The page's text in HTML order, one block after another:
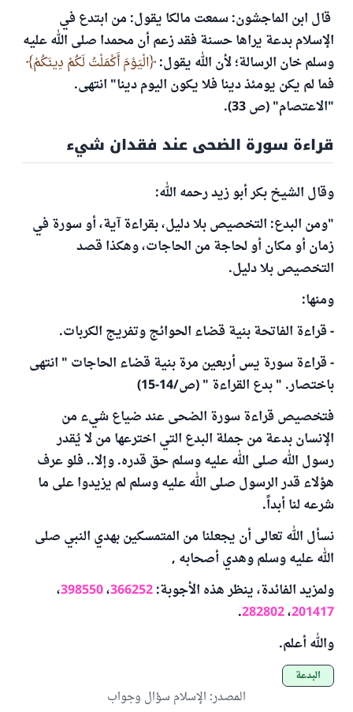
قال ابن الماجشون: سمعت مالكا يقول: من ابتدع في
الإسلام بدعة يراها حسنة فقد زعم أن محمدا صلى الله عليه
وسلم خان الرسالة؛ لأن الله يقول: الْيَوْمَ أَكْمَلْتُ لَكُمْ دِينَكُمْ
فما لم يكن يومئذ دينا فلا يكون اليوم دينا" انتهى.
"الاعتصام" (ص 33).
قراءة سورة الضحى عند فقدان شيء
وقال الشيخ بكر أبو زيد رحمه الله:
"ومن البدع: التخصيص بلا دليل، بقراءة آية، أو سورة في
زمان أو مكان أو لحاجة من الحاجات، وهكذا قصد
التخصيص بلا دليل.
ومنها:
- قراءة الفاتحة بنية قضاء الحوائج وتفريج الكربات.
- قراءة سورة يس أربعين مرة بنية قضاء الحاجات " انتهى
باختصار. " بدع القراءة " (ص/14-15)
فتخصيص قراءة سورة الضحى عند ضياع شيء من
الإنسان بدعة من جملة البدع التي اخترعها من لا يُقدر
رسول الله صلى الله عليه وسلم حق قدره. وإلا.. فلو عرف
هؤلاء قدر الرسول صلى الله عليه وسلم لم يزيدوا على ما
شرعه لنا أبداً.
نسأل الله تعالى أن يجعلنا من المتمسكين بهدي النبي صلى
الله عليه وسلم وهدي أصحابه ,
ولمزيد الفائدة، ينظر هذه الأجوبة:366252،398550،
201417،282802
.
والله أعلم.
البدعة
المصدر: الإسلام سؤال وجواب